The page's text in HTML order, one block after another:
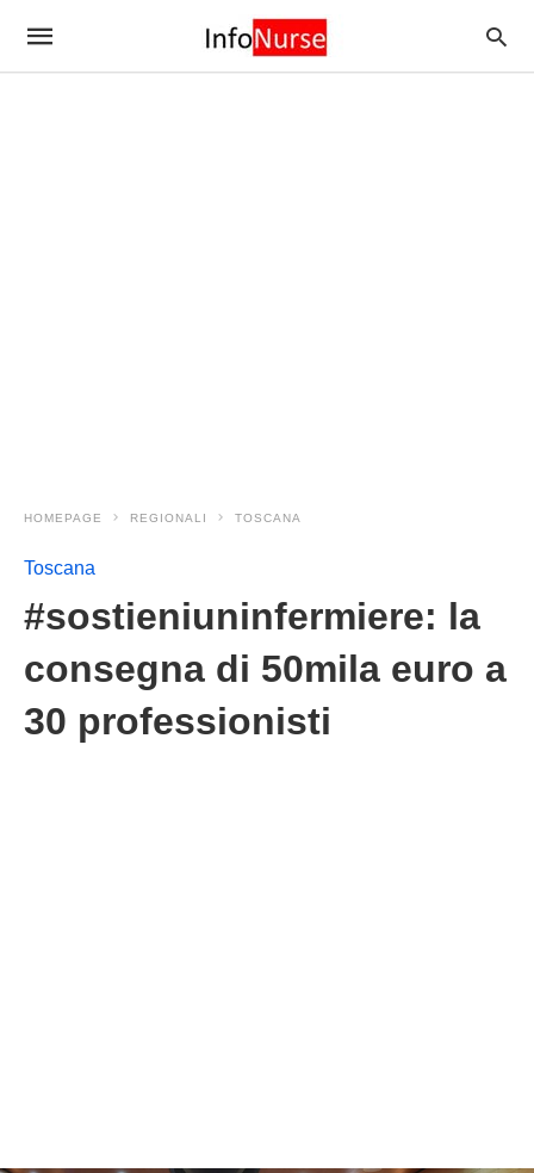
HOMEPAGE REGIONALI TOSCANA
Toscana
#sostieniuninfermiere: la
consegna di 50mila euro a
30 professionisti